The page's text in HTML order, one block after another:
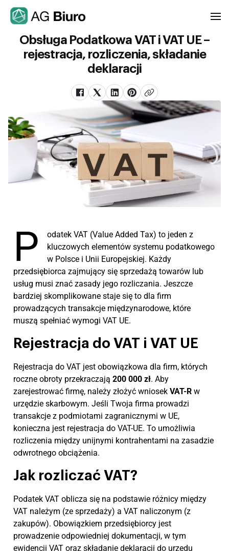
Obsługa Podatkowa VAT i VAT UE –
rejestracja, rozliczenia, składanie
deklaracji
P
odatek VAT (Value Added Tax) to jeden z
kluczowych elementów systemu podatkowego
w Polsce i Unii Europejskiej. Każdy
przedsiębiorca zajmujący się sprzedażą towarów lub
usług musi znać zasady jego rozliczania. Jeszcze
bardziej skomplikowane staje się to dla firm
prowadzących transakcje międzynarodowe, które
muszą spełniać wymogi VAT UE.
Rejestracja do VAT i VAT UE
Rejestracja do VAT jest obowiązkowa dla firm, których
roczne obroty przekraczają 200 000 zł. Aby
zarejestrować firmę, należy złożyć wniosek VAT-R w
urzędzie skarbowym. Jeśli Twoja firma prowadzi
transakcje z podmiotami zagranicznymi w UE,
konieczna jest rejestracja do VAT-UE. To umożliwia
rozliczenia między unijnymi kontrahentami na zasadzie
odwrotnego obciążenia.
Jak rozliczać VAT?
Podatek VAT oblicza się na podstawie różnicy między
VAT należym (ze sprzedaży) a VAT naliczonym (z
zakupów). Obowiązkiem przedsiębiorcy jest
prowadzenie odpowiedniej dokumentacji, w tym
ewidencji VAT oraz składanie deklaracji do urzędu